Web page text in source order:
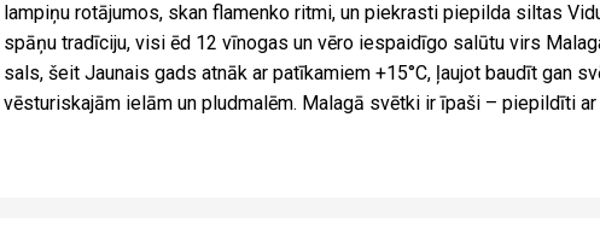
lampiņu rotājumos, skan flamenko ritmi, un piekrasti piepilda siltas
spāņu tradīciju, visi ēd 12 vīnogas un vēro iespaidīgo salūtu virs
sals, šeit Jaunais gads atnāk ar patīkamiem +15°C, ļaujot baudīt gan
vēsturiskajām ielām un pludmalēm. Malagā svētki ir īpaši – piepildīti